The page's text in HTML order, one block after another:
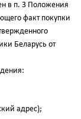
в п. 3 Положения
факт покупки
Беларусь от
адрес);